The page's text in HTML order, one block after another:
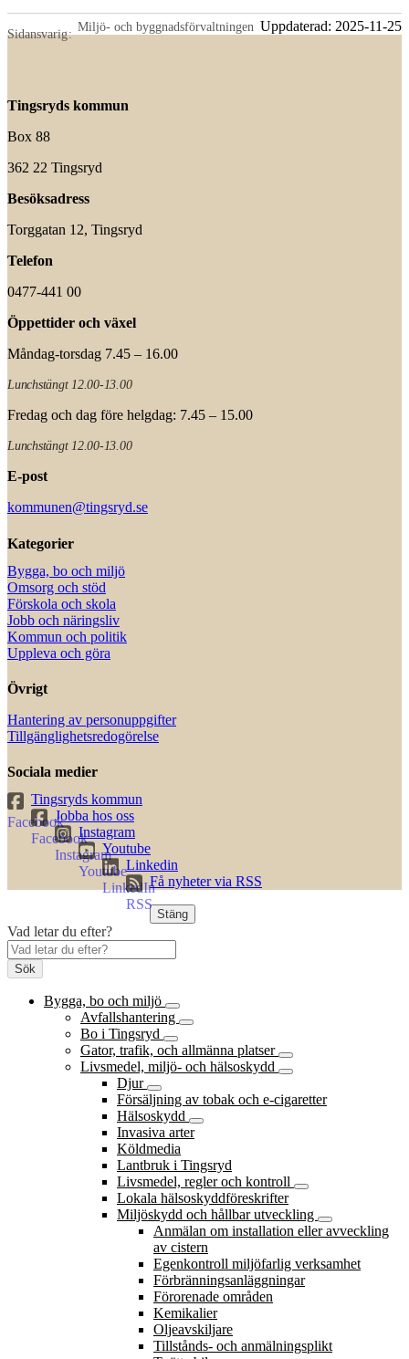
Miljö- och byggnadsförvaltningen
Sidansvarig
Uppdaterad: 2025-11-25
Tingsryds kommun
Box 88
362 22 Tingsryd
Besöksadress
Torggatan 12, Tingsryd
Telefon
0477-441 00
Öppettider och växel
Måndag-torsdag 7.45 – 16.00
Lunchstängt 12.00-13.00
Fredag och dag före helgdag: 7.45 – 15.00
Lunchstängt 12.00-13.00
E-post
kommunen@tingsryd.se
Kategorier
Bygga, bo och miljö
Omsorg och stöd
Förskola och skola
Jobb och näringsliv
Kommun och politik
Uppleva och göra
Övrigt
Hantering av personuppgifter
Tillgänglighetsredogörelse
Sociala medier
Tingsryds kommun
Jobba hos oss
Instagram
Youtube
Linkedin
Få nyheter via RSS
Stäng
Vad letar du efter?
Sök
Bygga, bo och miljö
Avfallshantering
Bo i Tingsryd
Gator, trafik, och allmänna platser
Livsmedel, miljö- och hälsoskydd
Djur
Försäljning av tobak och e-cigaretter
Hälsoskydd
Invasiva arter
Köldmedia
Lantbruk i Tingsryd
Livsmedel, regler och kontroll
Lokala hälsoskyddföreskrifter
Miljöskydd och hållbar utveckling
Anmälan om installation eller avveckling
av cistern
Egenkontroll miljöfarlig verksamhet
Förbränningsanläggningar
Förorenade områden
Kemikalier
Oljeavskiljare
Tillstånds- och anmälningsplikt